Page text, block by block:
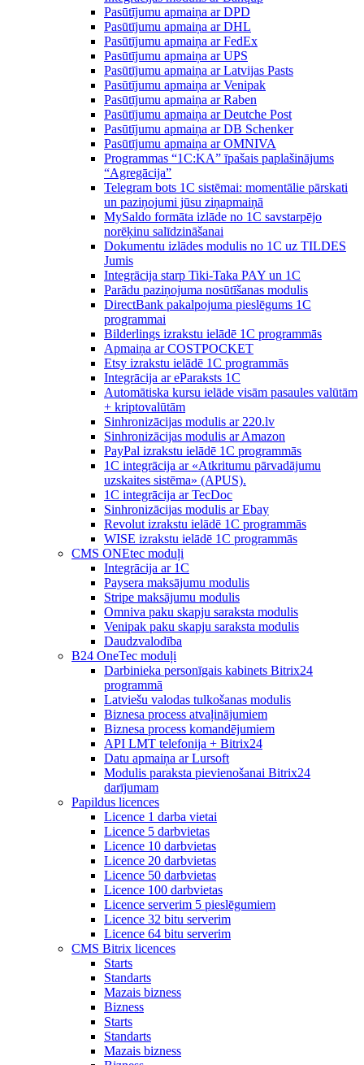
Pasūtījumu apmaiņa ar DPD
Pasūtījumu apmaiņa ar DHL
Pasūtījumu apmaiņa ar FedEx
Pasūtījumu apmaiņa ar UPS
Pasūtījumu apmaiņa ar Latvijas Pasts
Pasūtījumu apmaiņa ar Venipak
Pasūtījumu apmaiņa ar Raben
Pasūtījumu apmaiņa ar Deutche Post
Pasūtījumu apmaiņa ar DB Schenker
Pasūtījumu apmaiņa ar OMNIVA
Programmas “1C:KA” īpašais paplašinājums
“Agregācija”
Telegram bots 1C sistēmai: momentālie pārskati
un paziņojumi jūsu ziņapmaiņā
MySaldo formāta izlāde no 1C savstarpējo
norēķinu salīdzināšanai
Dokumentu izlādes modulis no 1C uz TILDES
Jumis
Integrācija starp Tiki-Taka PAY un 1C
Parādu paziņojuma nosūtīšanas modulis
DirectBank pakalpojuma pieslēgums 1C
programmai
Bilderlings izrakstu ielādē 1C programmās
Apmaiņa ar COSTPOCKET
Etsy izrakstu ielādē 1C programmās
Integrācija ar eParaksts 1C
Automātiska kursu ielāde visām pasaules valūtām
+ kriptovalūtām
Sinhronizācijas modulis ar 220.lv
Sinhronizācijas modulis ar Amazon
PayPal izrakstu ielādē 1C programmās
1C integrācija ar «Atkritumu pārvadājumu
uzskaites sistēma» (APUS).
1C integrācija ar TecDoc
Sinhronizācijas modulis ar Ebay
Revolut izrakstu ielādē 1C programmās
WISE izrakstu ielādē 1C programmās
CMS ONEtec moduļi
Integrācija ar 1C
Paysera maksājumu modulis
Stripe maksājumu modulis
Omniva paku skapju saraksta modulis
Venipak paku skapju saraksta modulis
Daudzvalodība
B24 OneTec moduļi
Darbinieka personīgais kabinets Bitrix24
programmā
Latviešu valodas tulkošanas modulis
Biznesa process atvaļinājumiem
Biznesa process komandējumiem
API LMT telefonija + Bitrix24
Datu apmaiņa ar Lursoft
Modulis paraksta pievienošanai Bitrix24
darījumam
Papildus licences
Licence 1 darba vietai
Licence 5 darbvietas
Licence 10 darbvietas
Licence 20 darbvietas
Licence 50 darbvietas
Licence 100 darbvietas
Licence serverim 5 pieslēgumiem
Licence 32 bitu serverim
Licence 64 bitu serverim
CMS Bitrix licences
Starts
Standarts
Mazais bizness
Bizness
Starts
Standarts
Mazais bizness